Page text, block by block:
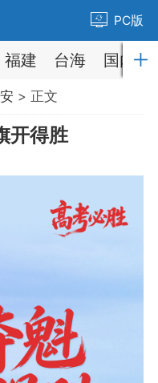
PC版
福建 台海 国内
> 正文
开得胜